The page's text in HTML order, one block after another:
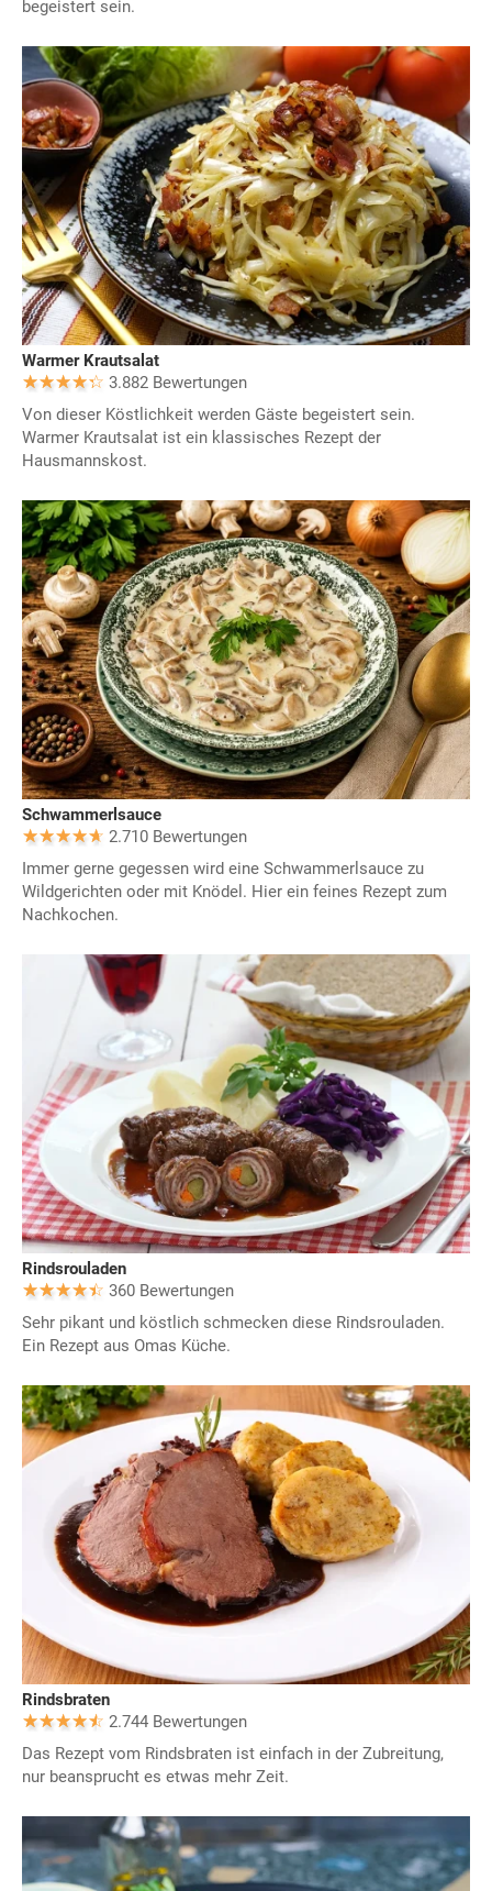
begeistert sein.
Warmer Krautsalat
3.882 Bewertungen
Von dieser Köstlichkeit werden Gäste begeistert sein.
Warmer Krautsalat ist ein klassisches Rezept der
Hausmannskost.
Schwammerlsauce
2.710 Bewertungen
Immer gerne gegessen wird eine Schwammerlsauce zu
Wildgerichten oder mit Knödel. Hier ein feines Rezept zum
Nachkochen.
Rindsrouladen
360 Bewertungen
Sehr pikant und köstlich schmecken diese Rindsrouladen.
Ein Rezept aus Omas Küche.
Rindsbraten
2.744 Bewertungen
Das Rezept vom Rindsbraten ist einfach in der Zubreitung,
nur beansprucht es etwas mehr Zeit.